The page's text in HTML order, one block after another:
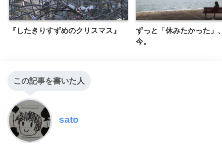
『したきりすずめのクリスマス』
ずっと「休みたかった」
今。
この記事を書いた人
sato